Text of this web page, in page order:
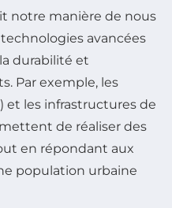
notre manière de nous
avancées
durabilité et
Par exemple, les
et les infrastructures de
de réaliser des
en répondant aux
population urbaine